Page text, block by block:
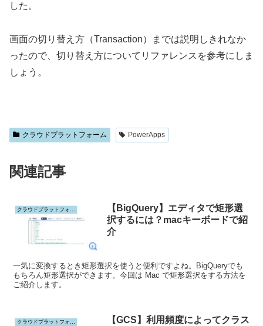
した。
画面の切り替え方（Transaction）までは説明しきれなか
ったので、切り替え方についてリファレンスを参考にしま
しょう。
クラウドプラットフォーム PowerApps
関連記事
クラウドプラットフォーム
【BigQuery】エディタで矩形選
択するには？macキーボードで紹
介
一気に変換するとき矩形選択を使うと便利ですよね。BigQueryでも
もちろん矩形選択ができます。今回は Mac で矩形選択をする方法を
ご紹介します。
【GCS】利用頻度によってクラス